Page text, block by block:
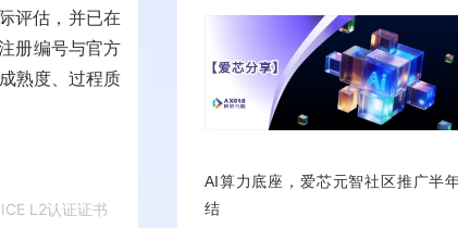
评估，并已在
册编号与官方
熟度、过程质
L2认证证书
AI算力底座，爱芯元智社区推广半
结